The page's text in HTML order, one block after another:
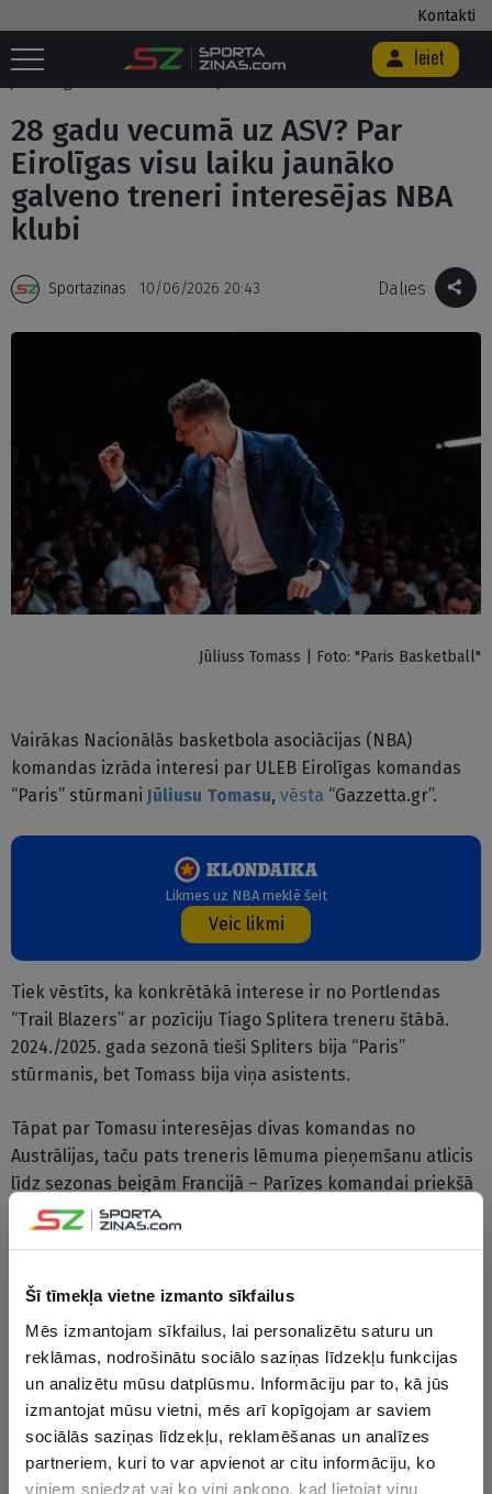
Šī tīmekļa vietne izmanto sīkfailus
Mēs izmantojam sīkfailus, lai personalizētu saturu un
reklāmas, nodrošinātu sociālo saziņas līdzekļu funkcijas
un analizētu mūsu datplūsmu. Informāciju par to, kā jūs
izmantojat mūsu vietni, mēs arī kopīgojam ar saviem
sociālās saziņas līdzekļu, reklamēšanas un analīzes
partneriem, kuri to var apvienot ar citu informāciju, ko
viņiem sniedzat vai ko viņi apkopo, kad lietojat viņu
Kontakti
Ieiet
Sākums Basketbols / 28 gadu vecumā uz ASV? Par Eirolīgas visu laiku
28 gadu vecumā uz ASV? Par
Eirolīgas visu laiku jaunāko
galveno treneri interesējas NBA
klubi
Sportazinas 10/06/2026 20:43 Dalies
Jūliuss Tomass | Foto: "Paris Basketball"
Vairākas Nacionālās basketbola asociācijas (NBA)
komandas izrāda interesi par ULEB Eirolīgas komandas
“Paris” stūrmani Jūliusu Tomasu, vēsta “Gazzetta.gr”.
Likmes uz NBA meklē šeit
Veic likmi
Tiek vēstīts, ka konkrētākā interese ir no Portlendas
“Trail Blazers” ar pozīciju Tiago Splitera treneru štābā.
2024./2025. gada sezonā tieši Spliters bija “Paris”
stūrmanis, bet Tomass bija viņa asistents.
Tāpat par Tomasu interesējas divas komandas no
Austrālijas, taču pats treneris lēmuma pieņemšanu atlicis
līdz sezonas beigām Francijā – Parīzes komandai priekšā
ir finālsērija pret “Monaco”, pirmais mačs paredzēts 14.
Šī gada martā Tomass tika iecelts par “Paris” galveno
treneri, šajā amatā nomainot Frančesko Tabellīni. Vācietis
amatu ieguva 28 gadu vecumā, kļūstot par visu laiku
jaunāko galveno treneri ULEB Eirolīgā.
CITAS ZIŅAS NO ŠĪS KATEGORIJAS